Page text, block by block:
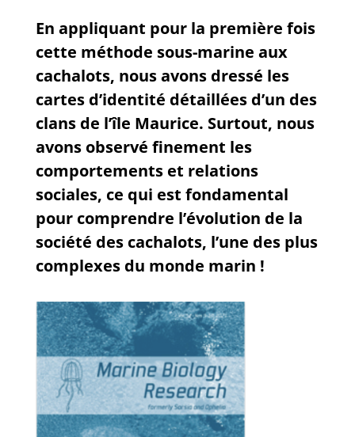
En appliquant pour la première fois
cette méthode sous-marine aux
cachalots, nous avons dressé les
cartes d’identité détaillées d’un des
clans de l’île Maurice. Surtout, nous
avons observé finement les
comportements et relations
sociales, ce qui est fondamental
pour comprendre l’évolution de la
société des cachalots, l’une des plus
complexes du monde marin !